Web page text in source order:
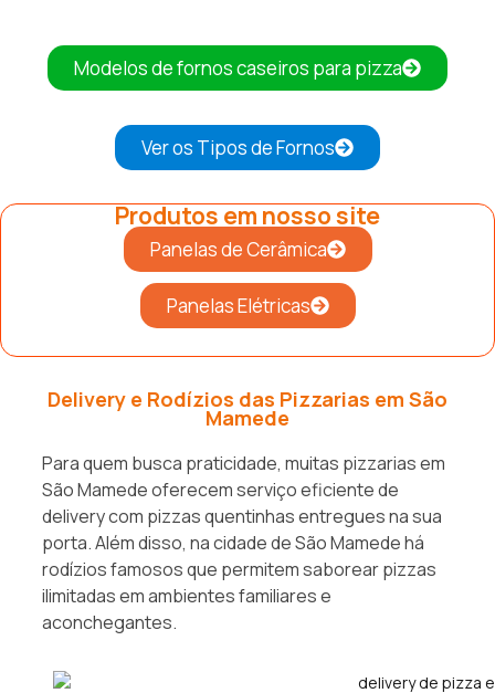
Modelos de fornos caseiros para pizza
Ver os Tipos de Fornos
Produtos em nosso site
Panelas de Cerâmica
Panelas Elétricas
Delivery e Rodízios das Pizzarias em São
Mamede
Para quem busca praticidade, muitas pizzarias em
São Mamede oferecem serviço eficiente de
delivery com pizzas quentinhas entregues na sua
porta. Além disso, na cidade de São Mamede há
rodízios famosos que permitem saborear pizzas
ilimitadas em ambientes familiares e
aconchegantes.